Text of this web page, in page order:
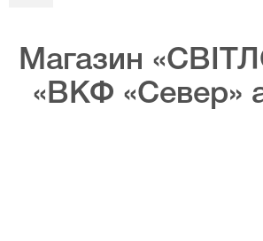
Магазин
«ВКФ «Север»